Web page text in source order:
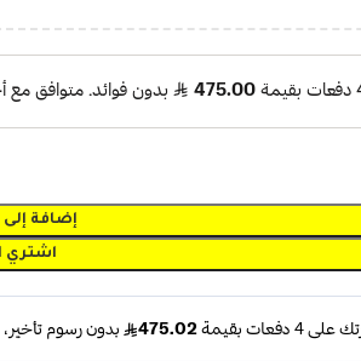
إضافة
اشتري